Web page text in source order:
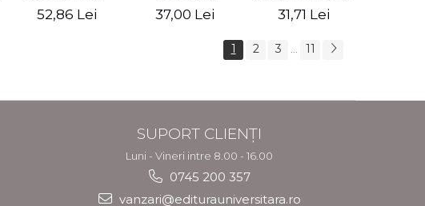
Carter and
52,86 Lei 37,00 Lei
Nicoleta-Adina
31,71 Lei
1 2 3 11
SUPORT CLIENȚI
Luni - Vineri intre 8.00 - 16.00
0745 200 357
vanzari@editurauniversitara.ro